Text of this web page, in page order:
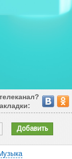
Добавить